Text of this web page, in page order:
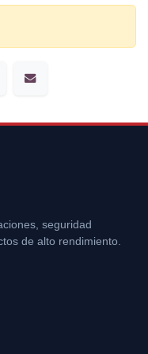
seguridad
de alto rendimiento.